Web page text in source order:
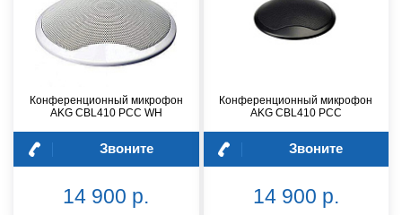
Конференционный микрофон
AKG CBL410 PCC WH
Звоните
14 900 р.
Конференционный микрофон
AKG CBL410 PCC
Звоните
14 900 р.